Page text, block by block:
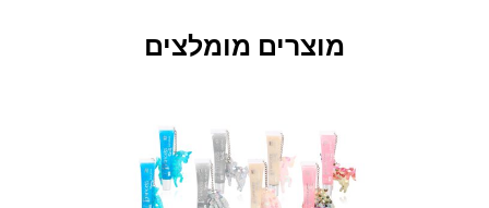
ט
י
י
מוצרים מומלצים